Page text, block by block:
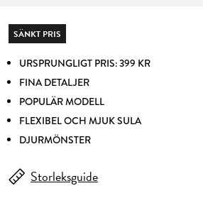
SÄNKT PRIS
URSPRUNGLIGT PRIS: 399 KR
FINA DETALJER
POPULÄR MODELL
FLEXIBEL OCH MJUK SULA
DJURMÖNSTER
Storleksguide